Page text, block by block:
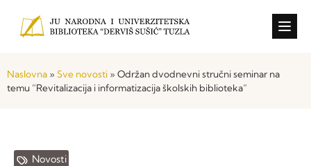
Naslovna » Sve novosti » Održan dvodnevni stručni seminar na
temu “Revitalizacija i informatizacija školskih biblioteka“
Novosti